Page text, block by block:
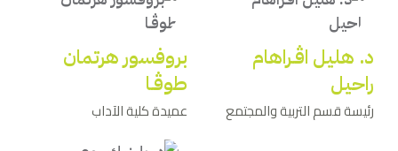
د. هليل اﭬـراهام
راحيل
رئيسة قسم التربية والمجتمع
بروفسور هرتمان
طوﭬـا
عميدة كلية الآداب